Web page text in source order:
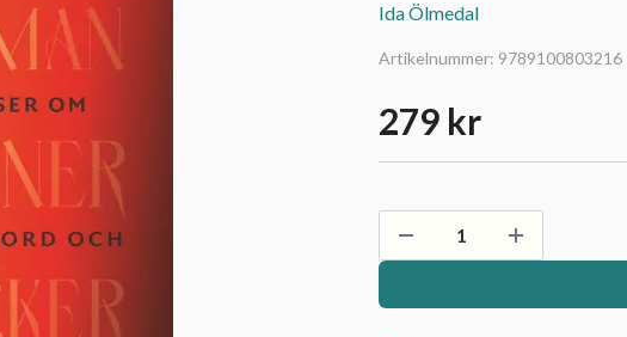
Ida Ölmedal
Artikelnummer: 9789100803216
279 kr